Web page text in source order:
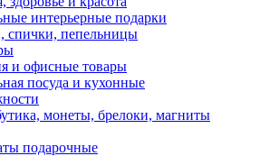
интерьерные подарки
спички, пепельницы
и офисные товары
посуда и кухонные
монеты, брелоки, магниты
подарочные